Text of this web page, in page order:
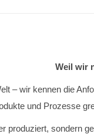
Weil wir
– wir kennen die
und Prozesse
produziert, sondern